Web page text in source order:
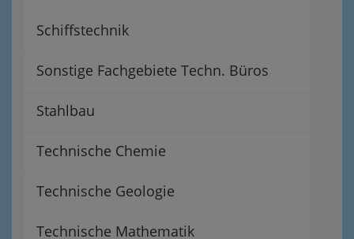
Schiffstechnik
Sonstige Fachgebiete Techn. Büros
Stahlbau
Technische Chemie
Technische Geologie
Technische Mathematik